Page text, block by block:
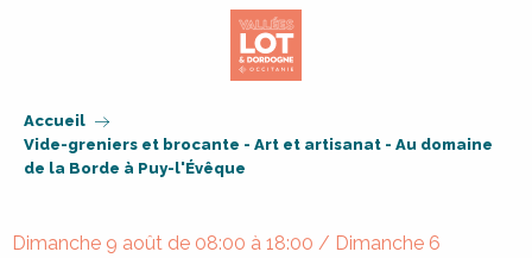
Accueil
Vide-greniers et brocante - Art et artisanat - Au domaine
de la Borde à Puy-l'Évêque
Dimanche 9 août de 08:00 à 18:00 / Dimanche 6